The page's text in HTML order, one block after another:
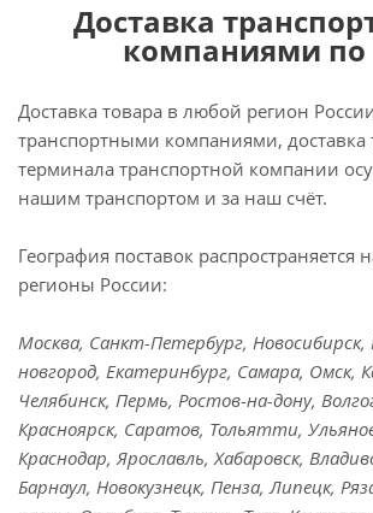
Доставка
компаниями
Доставка товара в любой регион
транспортными компаниями, доставка
терминала транспортной компании
нашим транспортом и за наш счёт.
География поставок распространяется
регионы России:
Москва, Санкт-Петербург,
новгород, Екатеринбург, Самара, Омск,
Челябинск, Пермь, Ростов-на-дону,
Красноярск, Саратов, Тольятти,
Краснодар, Ярославль, Хабаровск,
Барнаул, Новокузнецк, Пенза, Липецк,